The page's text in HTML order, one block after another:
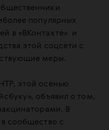
популярных
в «ВКонтакте» и
этой соцсети с
меры.
этой осенью
объявил о том,
В
сообщество с